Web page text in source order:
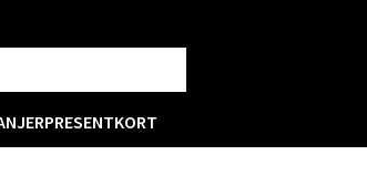
PRESENTKORT